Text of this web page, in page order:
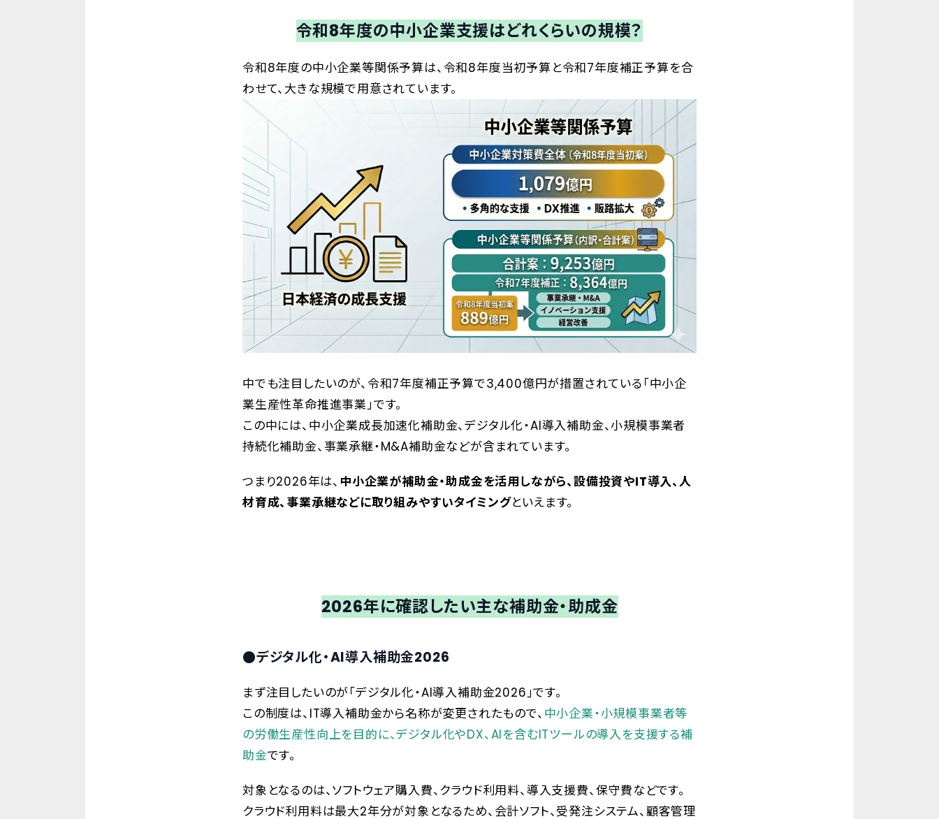
令和8年度の中小企業支援はどれくらいの規模？
令和8年度の中小企業等関係予算は、令和8年度当初予算と令和7年度補正予算を合
わせて、大きな規模で用意されています。
中でも注目したいのが、令和7年度補正予算で3,400億円が措置されている「中小企
業生産性革命推進事業」です。
この中には、中小企業成長加速化補助金、デジタル化・AI導入補助金、小規模事業者
持続化補助金、事業承継・M&A補助金などが含まれています。
つまり2026年は、 中小企業が補助金・助成金を活用しながら、設備投資やIT導入、人
材育成、事業承継などに取り組みやすいタイミングといえます。
2026年に確認したい主な補助金・助成金
●デジタル化・AI導入補助金2026
まず注目したいのが「デジタル化・AI導入補助金2026」です。
この制度は、IT導入補助金から名称が変更されたもので、 中小企業・小規模事業者等
の労働生産性向上を目的に、デジタル化やDX、AIを含むITツールの導入を支援する補
助金です。
対象となるのは、ソフトウェア購入費、クラウド利用料、導入支援費、保守費などです。
クラウド利用料は最大2年分が対象となるため、会計ソフト、受発注システム、顧客管理